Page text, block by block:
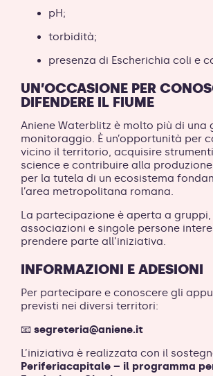
pH;
torbidità;
presenza di Escherichia coli e
UN’OCCASIONE PER
DIFENDERE IL FIUME
Aniene Waterblitz è molto più di una
monitoraggio. È un’opportunità per
vicino il territorio, acquisire
science e contribuire alla
per la tutela di un ecosistema
l’area metropolitana romana.
La partecipazione è aperta a gruppi,
associazioni e singole persone
prendere parte all’iniziativa.
INFORMAZIONI E ADESIONI
Per partecipare e conoscere gli
previsti nei diversi territori:
📧 segreteria@aniene.it
L’iniziativa è realizzata con il
Periferiacapitale – il programma